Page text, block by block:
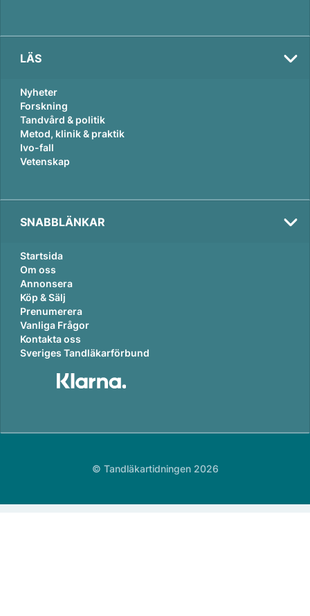
LÄS
Nyheter
Forskning
Tandvård & politik
Metod, klinik & praktik
Ivo-fall
Vetenskap
SNABBLÄNKAR
Startsida
Om oss
Annonsera
Köp & Sälj
Prenumerera
Vanliga Frågor
Kontakta oss
Sveriges Tandläkarförbund
© Tandläkartidningen 2026